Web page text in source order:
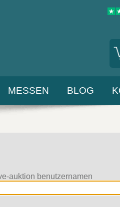
MESSEN BLOG
auktion benutzernamen